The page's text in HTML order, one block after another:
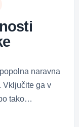
naravna
Vključite ga v
tako…